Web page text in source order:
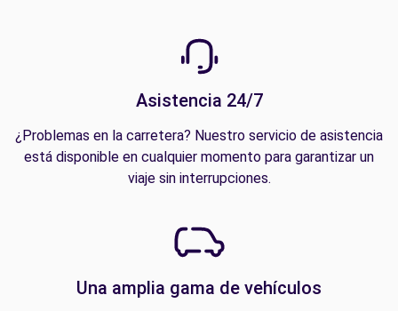
Asistencia 24/7
¿Problemas en la carretera? Nuestro servicio de asistencia
está disponible en cualquier momento para garantizar un
viaje sin interrupciones.
Una amplia gama de vehículos